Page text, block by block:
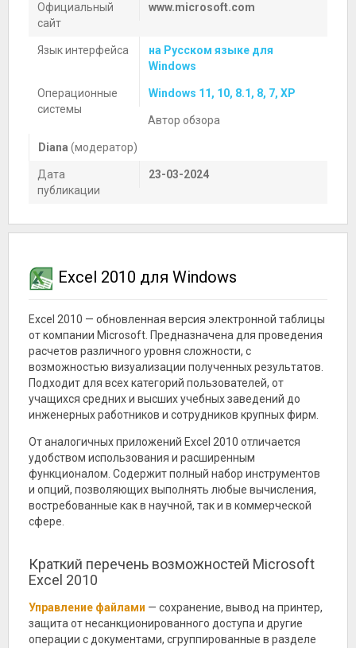
Официальный
сайт
www.microsoft.com
Язык интерфейса
на Русском языке для
Windows
Операционные
системы
Windows 11, 10, 8.1, 8, 7, XP
Автор обзора
Diana (модератор)
Дата
публикации
23-03-2024
Excel 2010 для Windows
Excel 2010 — обновленная версия электронной таблицы
от компании Microsoft. Предназначена для проведения
расчетов различного уровня сложности, с
возможностью визуализации полученных результатов.
Подходит для всех категорий пользователей, от
учащихся средних и высших учебных заведений до
инженерных работников и сотрудников крупных фирм.
От аналогичных приложений Excel 2010 отличается
удобством использования и расширенным
функционалом. Содержит полный набор инструментов
и опций, позволяющих выполнять любые вычисления,
востребованные как в научной, так и в коммерческой
сфере.
Краткий перечень возможностей Microsoft
Excel 2010
Управление файлами — сохранение, вывод на принтер,
защита от несанкционированного доступа и другие
операции с документами, сгруппированные в разделе